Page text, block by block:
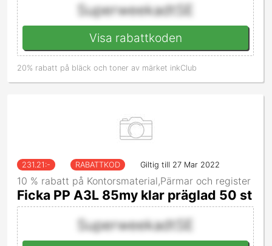
SuperweekadtSE
Visa rabattkoden
20% rabatt på bläck och toner av märket inkClub
231.21 :- RABATTKOD Giltig till 27 Mar 2022
10 % rabatt på Kontorsmaterial,Pärmar och register
Ficka PP A3L 85my klar präglad 50 st
SuperweekadtSE